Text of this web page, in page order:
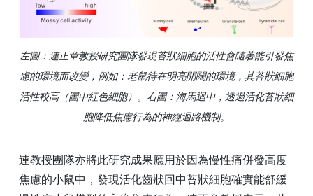
左圖：連正章教授研究團隊發現苔狀細胞的活性會隨著能引發焦
慮的環境而改變，例如：老鼠待在明亮開闊的環境，其苔狀細胞
活性較高（圖中紅色細胞）。右圖：海馬迴中，透過活化苔狀細
胞降低焦慮行為的神經迴路機制。
連教授團隊亦將此研究成果應用於因為慢性痛併發高度
焦慮的小鼠中，發現活化齒狀回中苔狀細胞確實能舒緩